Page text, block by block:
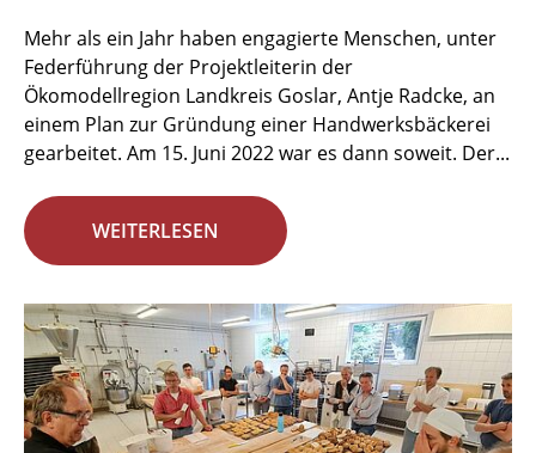
Mehr als ein Jahr haben engagierte Menschen, unter
Federführung der Projektleiterin der
Ökomodellregion Landkreis Goslar, Antje Radcke, an
einem Plan zur Gründung einer Handwerksbäckerei
gearbeitet. Am 15. Juni 2022 war es dann soweit. Der...
WEITERLESEN